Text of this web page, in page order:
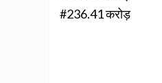
#236.41 करोड़